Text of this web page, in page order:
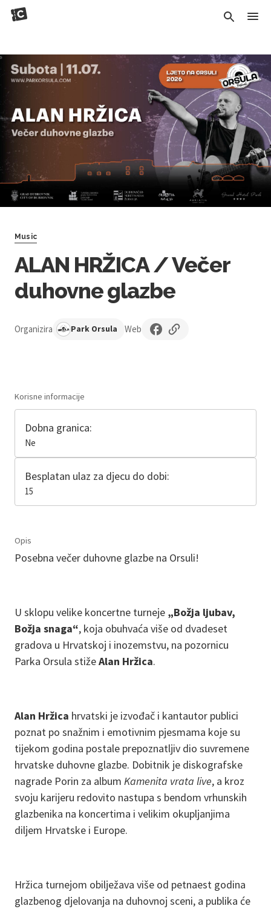
Music
ALAN HRŽICA / Večer
duhovne glazbe
Organizira Park Orsula Web
Korisne informacije
Dobna granica:
Ne
Besplatan ulaz za djecu do dobi:
15
Opis
Posebna večer duhovne glazbe na Orsuli!
U sklopu velike koncertne turneje „Božja ljubav,
Božja snaga“, koja obuhvaća više od dvadeset
gradova u Hrvatskoj i inozemstvu, na pozornicu
Parka Orsula stižeAlan Hržica.
Alan Hržica hrvatski je izvođač i kantautor publici
poznat po snažnim i emotivnim pjesmama koje su
tijekom godina postale prepoznatljiv dio suvremene
hrvatske duhovne glazbe. Dobitnik je diskografske
nagrade Porin za album Kamenita vrata live, a kroz
svoju karijeru redovito nastupa s bendom vrhunskih
glazbenika na koncertima i velikim okupljanjima
diljem Hrvatske i Europe.
Hržica turnejom obilježava više od petnaest godina
glazbenog djelovanja na duhovnoj sceni, a publika će